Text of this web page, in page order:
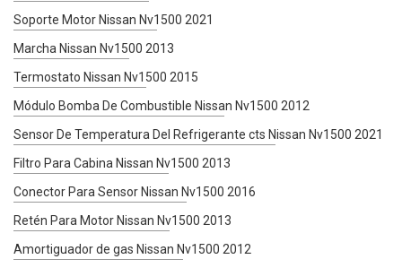
Soporte Motor Nissan Nv1500 2021
Marcha Nissan Nv1500 2013
Termostato Nissan Nv1500 2015
Módulo Bomba De Combustible Nissan Nv1500 2012
Sensor De Temperatura Del Refrigerante cts Nissan Nv1500 2021
Filtro Para Cabina Nissan Nv1500 2013
Conector Para Sensor Nissan Nv1500 2016
Retén Para Motor Nissan Nv1500 2013
Amortiguador de gas Nissan Nv1500 2012